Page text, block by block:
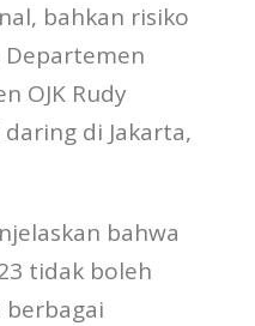
bahkan risiko
Departemen
OJK Rudy
di Jakarta,
bahwa
tidak boleh